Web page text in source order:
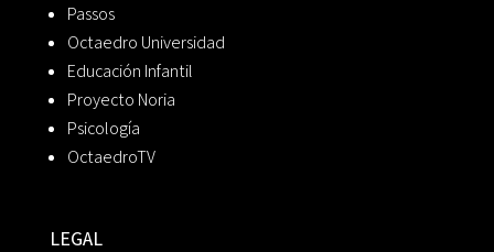
Passos
Octaedro Universidad
Educación Infantil
Proyecto Noria
Psicología
OctaedroTV
LEGAL